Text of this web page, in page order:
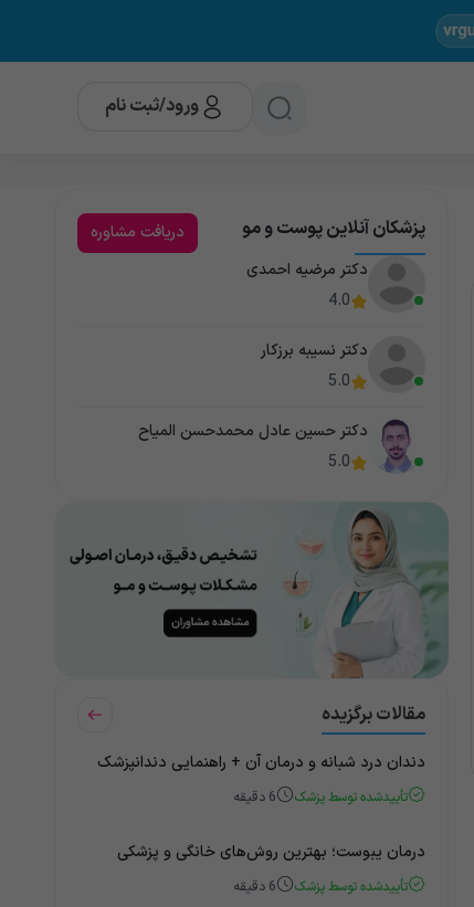
ورود/ثبت نام
پزشکان آنلاین پوست و مو
دریافت مشاوره
دکتر مرضیه احمدی
4.0
دکتر نسیبه برزکار
5.0
دکتر حسین عادل محمدحسن المیاح
5.0
مقالات برگزیده
دندان درد شبانه و درمان آن + راهنمایی دندانپزشک
تأییدشده توسط پزشک 6 دقیقه
درمان یبوست؛ بهترین روش‌های خانگی و پزشکی
تأییدشده توسط پزشک 6 دقیقه